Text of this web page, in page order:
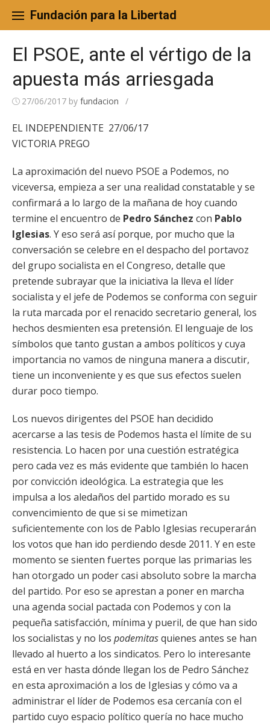
content
Fundación para la Libertad
El PSOE, ante el vértigo de la
apuesta más arriesgada
27/06/2017 by fundacion /
EL INDEPENDIENTE 27/06/17
VICTORIA PREGO
La aproximación del nuevo PSOE a Podemos, no
viceversa, empieza a ser una realidad constatable y se
confirmará a lo largo de la mañana de hoy cuando
termine el encuentro de Pedro Sánchez con Pablo
Iglesias. Y eso será así porque, por mucho que la
conversación se celebre en el despacho del portavoz
del grupo socialista en el Congreso, detalle que
pretende subrayar que la iniciativa la lleva el líder
socialista y el jefe de Podemos se conforma con seguir
la ruta marcada por el renacido secretario general, los
hechos desmienten esa pretensión. El lenguaje de los
símbolos que tanto gustan a ambos políticos y cuya
importancia no vamos de ninguna manera a discutir,
tiene un inconveniente y es que sus efectos suelen
durar poco tiempo.
Los nuevos dirigentes del PSOE han decidido
acercarse a las tesis de Podemos hasta el límite de su
resistencia. Lo hacen por una cuestión estratégica
pero cada vez es más evidente que también lo hacen
por convicción ideológica. La estrategia que les
impulsa a los aledaños del partido morado es su
convencimiento de que si se mimetizan
suficientemente con los de Pablo Iglesias recuperarán
los votos que han ido perdiendo desde 2011. Y en este
momento se sienten fuertes porque las primarias les
han otorgado un poder casi absoluto sobre la marcha
del partido. Por eso se aprestan a poner en marcha
una agenda social pactada con Podemos y con la
pequeña satisfacción, mínima y pueril, de que han sido
los socialistas y no los podemitasquienes antes se han
llevado al huerto a los sindicatos. Pero lo interesante
está en ver hasta dónde llegan los de Pedro Sánchez
en esta aproximación a los de Iglesias y cómo va a
administrar el líder de Podemos esa cercanía con el
partido cuyo espacio político quería no hace mucho